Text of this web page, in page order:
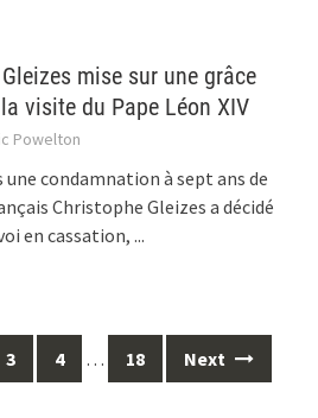
mise sur une grâce
visite du Pape Léon XIV
Powelton
condamnation à sept ans de
Christophe Gleizes a décidé
en cassation, ...
3 4 … 18 Next